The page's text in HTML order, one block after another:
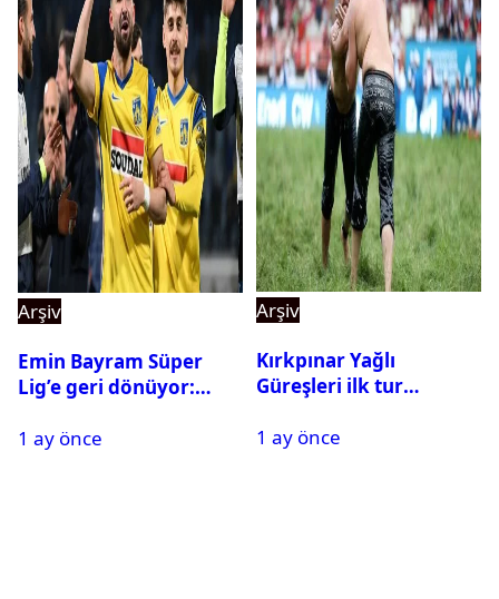
Arşiv
Emin Bayram Süper
Lig’e geri dönüyor:
1 ay önce
Arşiv
Kırkpınar Yağlı
Güreşleri ilk tur
2. tura geçen
1 ay önce